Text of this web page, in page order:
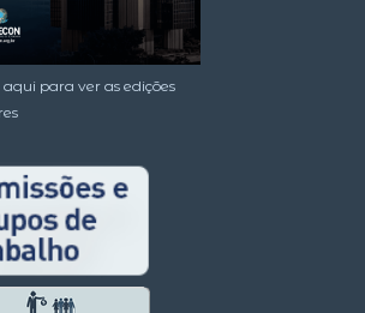
para ver as edições